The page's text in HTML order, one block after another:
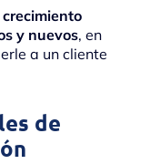
y nuevos, en
a un cliente
de